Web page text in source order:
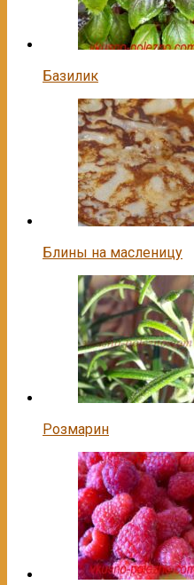
Базилик
Блины на масленицу
Розмарин